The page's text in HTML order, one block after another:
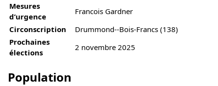
Mesures
d’urgence
Francois Gardner
Circonscription
Drummond--Bois-Francs (138)
Prochaines
élections
2 novembre 2025
Population